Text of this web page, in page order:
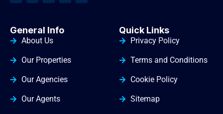
General Info
About Us
Our Properties
Our Agencies
Our Agents
Quick Links
Privacy Policy
Terms and Conditions
Cookie Policy
Sitemap